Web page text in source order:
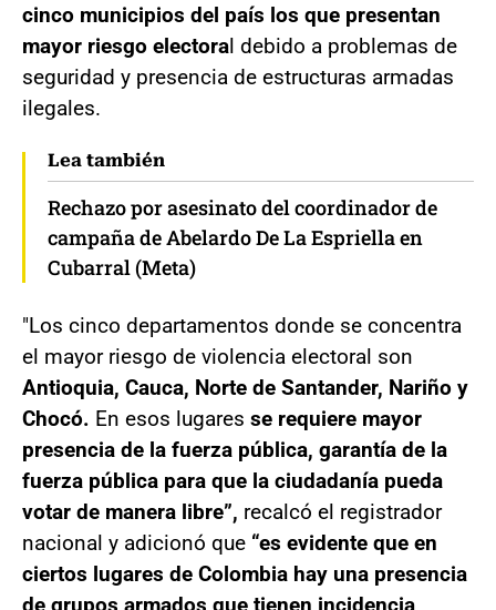
cinco municipios del país los que presentan
mayor riesgo electoral debido a problemas de
seguridad y presencia de estructuras armadas
ilegales.
Lea también
Rechazo por asesinato del coordinador de
campaña de Abelardo De La Espriella en
Cubarral (Meta)
"Los cinco departamentos donde se concentra
el mayor riesgo de violencia electoral son
Antioquia, Cauca, Norte de Santander, Nariño y
Chocó. En esos lugares se requiere mayor
presencia de la fuerza pública, garantía de la
fuerza pública para que la ciudadanía pueda
votar de manera libre”, recalcó el registrador
nacional y adicionó que “es evidente que en
ciertos lugares de Colombia hay una presencia
de grupos armados que tienen incidencia